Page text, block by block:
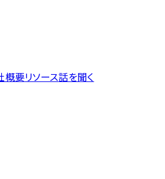
概要リソース話を聞く